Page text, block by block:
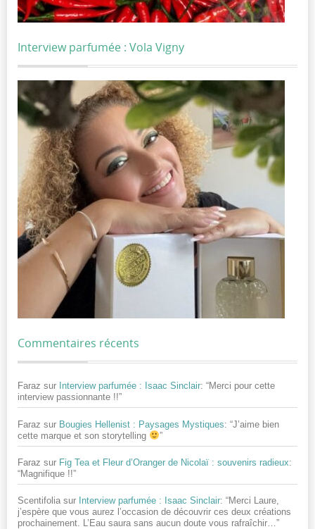
Interview parfumée : Vola Vigny
Commentaires récents
Faraz sur Interview parfumée : Isaac Sinclair: “Merci pour cette
interview passionnante !!”
Faraz sur Bougies Hellenist : Paysages Mystiques: “J’aime bien
cette marque et son storytelling
”
Faraz sur Fig Tea et Fleur d’Oranger de Nicolaï : souvenirs radieux:
“Magnifique !!”
Scentifolia sur Interview parfumée : Isaac Sinclair: “Merci Laure,
j’espère que vous aurez l’occasion de découvrir ces deux créations
prochainement. L’Eau saura sans aucun doute vous rafraîchir… ”